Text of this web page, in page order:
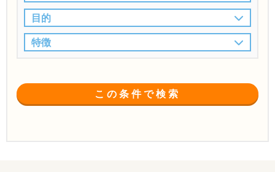
目的
特徴
この条件で検索